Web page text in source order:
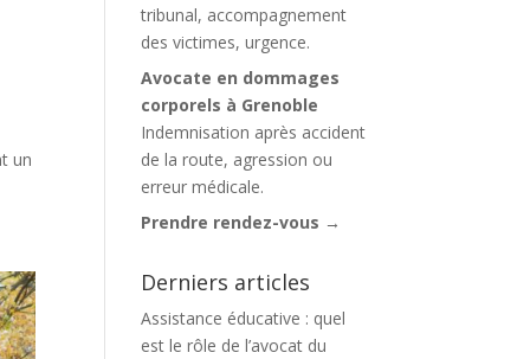
un
tribunal, accompagnement
des victimes, urgence.
Avocate en dommages
corporels à Grenoble
Indemnisation après accident
de la route, agression ou
erreur médicale.
Prendre rendez-vous →
Derniers articles
Assistance éducative : quel
est le rôle de l’avocat du